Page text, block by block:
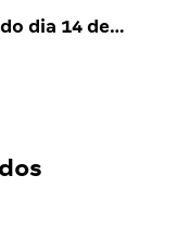
dia 14 de…